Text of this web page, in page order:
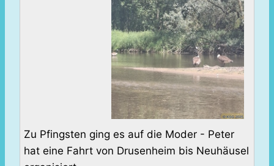
Zu Pfingsten ging es auf die Moder - Peter
hat eine Fahrt von Drusenheim bis Neuhäusel